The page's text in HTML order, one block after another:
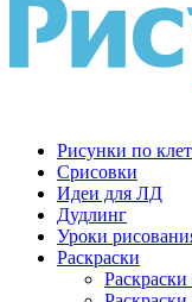
Рисунки по
Cрисовки
Идеи для ЛД
Дудлинг
Уроки
Раскраски
Раскраски